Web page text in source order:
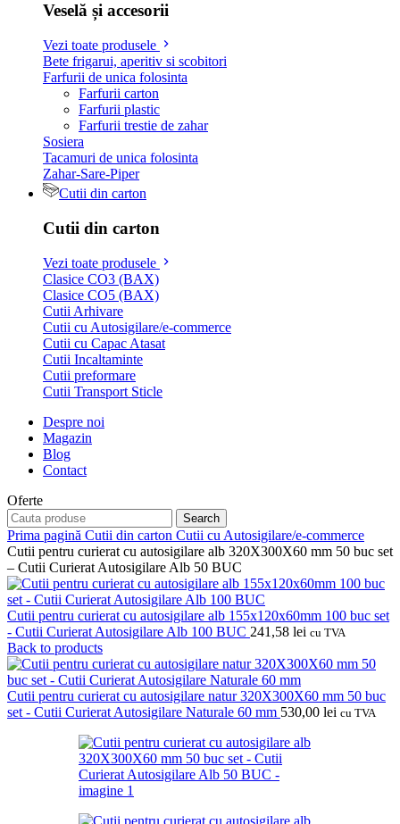
Veselă și accesorii
Vezi toate produsele
Bete frigarui, aperitiv si scobitori
Farfurii de unica folosinta
Farfurii carton
Farfurii plastic
Farfurii trestie de zahar
Sosiera
Tacamuri de unica folosinta
Zahar-Sare-Piper
Cutii din carton
Cutii din carton
Vezi toate produsele
Clasice CO3 (BAX)
Clasice CO5 (BAX)
Cutii Arhivare
Cutii cu Autosigilare/e-commerce
Cutii cu Capac Atasat
Cutii Incaltaminte
Cutii preformare
Cutii Transport Sticle
Despre noi
Magazin
Blog
Contact
Oferte
Search
Prima pagină Cutii din carton Cutii cu Autosigilare/e-commerce
Cutii pentru curierat cu autosigilare alb 320X300X60 mm 50 buc set
– Cutii Curierat Autosigilare Alb 50 BUC
Cutii pentru curierat cu autosigilare alb 155x120x60mm 100 buc set
- Cutii Curierat Autosigilare Alb 100 BUC 241,58 lei cu TVA
Back to products
Cutii pentru curierat cu autosigilare natur 320X300X60 mm 50 buc
set - Cutii Curierat Autosigilare Naturale 60 mm 530,00 lei cu TVA